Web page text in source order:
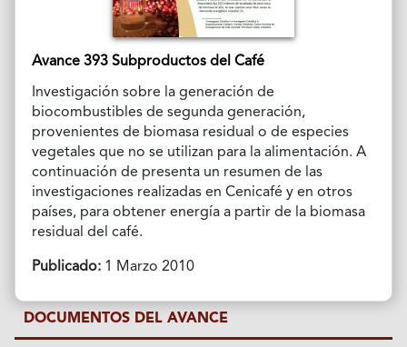
Avance 393 Subproductos del Café
Investigación sobre la generación de
biocombustibles de segunda generación,
provenientes de biomasa residual o de especies
vegetales que no se utilizan para la alimentación. A
continuación de presenta un resumen de las
investigaciones realizadas en Cenicafé y en otros
países, para obtener energía a partir de la biomasa
residual del café.
Publicado:1 Marzo 2010
DOCUMENTOS DEL AVANCE